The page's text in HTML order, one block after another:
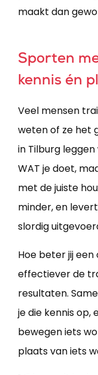
maakt dan
Sporten
kennis én
Veel mensen
weten of ze het
in Tilburg
WAT je doet,
met de juiste
minder, en
slordig
Hoe beter jij
effectiever de
resultaten.
je die kennis op,
bewegen iets
plaats van iets